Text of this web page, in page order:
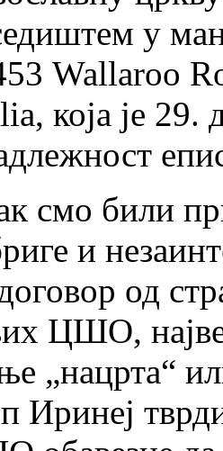
у
Wallaroo
која је
смо били
и
од
ЦШО,
„нацрта“
Иринеј